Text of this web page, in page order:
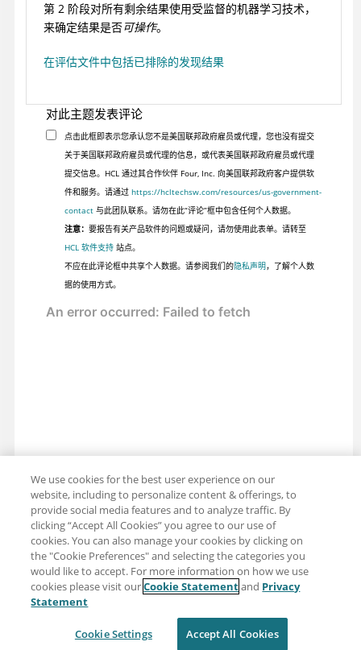
第 2 阶段对所有剩余结果使用受监督的机器学习技术，
来确定结果是否可操作。
在评估文件中包括已排除的发现结果
对此主题发表评论
点击此框即表示您承认您不是美国联邦政府雇员或代理，您也没有提交
关于美国联邦政府雇员或代理的信息，或代表美国联邦政府雇员或代理
提交信息。HCL 通过其合作伙伴 Four, Inc. 向美国联邦政府客户提供软
件和服务。请通过 https://hcltechsw.com/resources/us-government-
contact与此团队联系。请勿在此“评论”框中包含任何个人数据。
注意： 要报告有关产品软件的问题或疑问，请勿使用此表单。请转至
HCL 软件支持站点。
不应在此评论框中共享个人数据。请参阅我们的隐私声明，了解个人数
据的使用方式。
分享：电子邮件
推特
使用条款
We use cookies for the best user experience on our
website, including to personalize content & offerings, to
provide social media features and to analyze traffic. By
clicking “Accept All Cookies” you agree to our use of
cookies. You can also manage your cookies by clicking on
the "Cookie Preferences" and selecting the categories you
would like to accept. For more information on how we use
cookies please visit ourCookie Statementand Privacy
Statement
Cookie Settings Accept All Cookies